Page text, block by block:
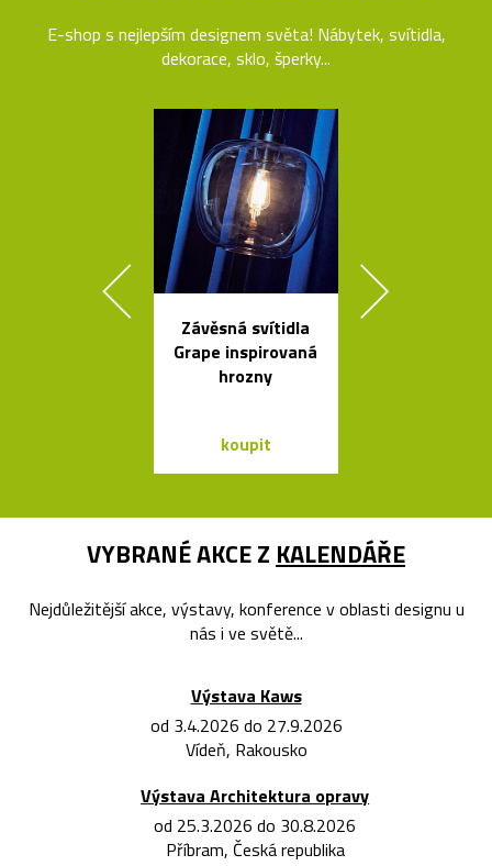
E-shop s nejlepším designem světa! Nábytek, svítidla,
dekorace, sklo, šperky...
Závěsná svítidla
Grape inspirovaná
hrozny
koupit
VYBRANÉ AKCE Z KALENDÁŘE
Nejdůležitější akce, výstavy, konference v oblasti designu u
nás i ve světě...
Výstava Kaws
od 3.4.2026 do 27.9.2026
Vídeň, Rakousko
Výstava Architektura opravy
od 25.3.2026 do 30.8.2026
Příbram, Česká republika